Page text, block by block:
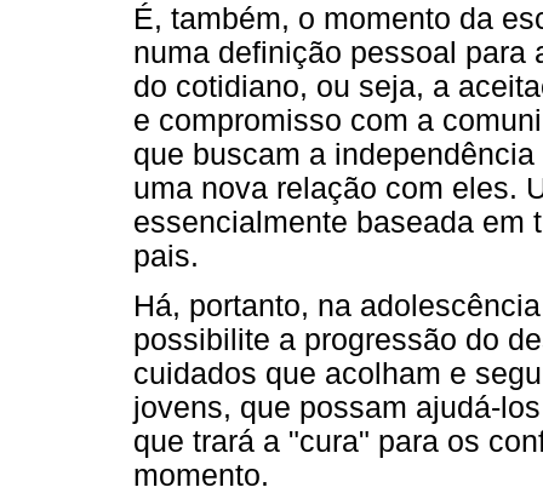
É, também, o momento da
numa definição pessoal para
do cotidiano, ou seja, a
e compromisso com a
que buscam a
uma nova relação com eles.
essencialmente baseada em
pais.
Há, portanto, na
possibilite a progressão do
cuidados que acolham e
jovens, que possam ajudá-
que trará a "cura" para os
momento.